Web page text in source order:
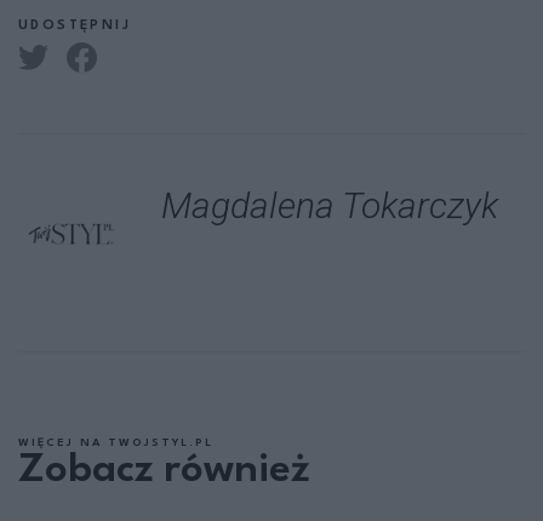
UDOSTĘPNIJ
Magdalena Tokarczyk
WIĘCEJ NA TWOJSTYL.PL
Zobacz również